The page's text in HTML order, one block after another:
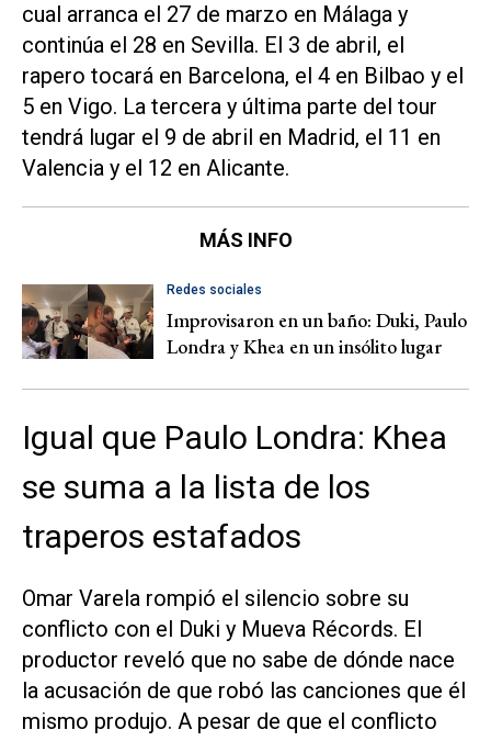
cual arranca el 27 de marzo en Málaga y
continúa el 28 en Sevilla. El 3 de abril, el
rapero tocará en Barcelona, el 4 en Bilbao y el
5 en Vigo. La tercera y última parte del tour
tendrá lugar el 9 de abril en Madrid, el 11 en
Valencia y el 12 en Alicante.
MÁS INFO
Redes sociales
Improvisaron en un baño: Duki, Paulo
Londra y Khea en un insólito lugar
Igual que Paulo Londra: Khea
se suma a la lista de los
traperos estafados
Omar Varela rompió el silencio sobre su
conflicto con el Duki y Mueva Récords. El
productor reveló que no sabe de dónde nace
la acusación de que robó las canciones que él
mismo produjo. A pesar de que el conflicto